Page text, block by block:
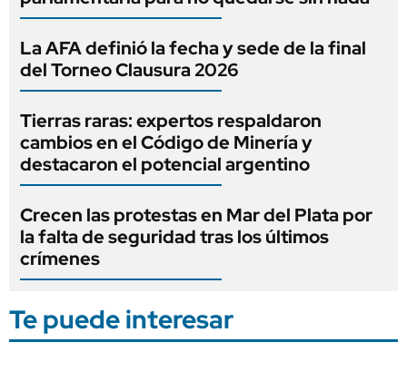
La AFA definió la fecha y sede de la final
del Torneo Clausura 2026
Tierras raras: expertos respaldaron
cambios en el Código de Minería y
destacaron el potencial argentino
Crecen las protestas en Mar del Plata por
la falta de seguridad tras los últimos
crímenes
Te puede interesar